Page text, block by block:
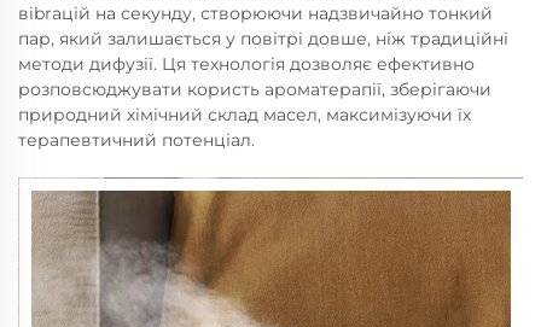
вibrацій на секунду, створюючи надзвичайно тонкий
пар, який залишається у повітрі довше, ніж традиційні
методи дифузії. Ця технологія дозволяє ефективно
розповсюджувати користь ароматерапії, зберігаючи
природний хімічний склад масел, максимізуючи їх
терапевтичний потенціал.